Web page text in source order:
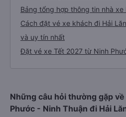
Bảng tổng hợp thông tin nhà xe
Cách đặt vé xe khách đi Hải
và uy tín nhất
Đặt vé xe Tết 2027 từ Ninh
Những câu hỏi thường gặp
Phước - Ninh Thuận đi Hải